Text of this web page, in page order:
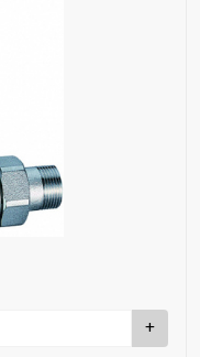
(НР-НР), с
+